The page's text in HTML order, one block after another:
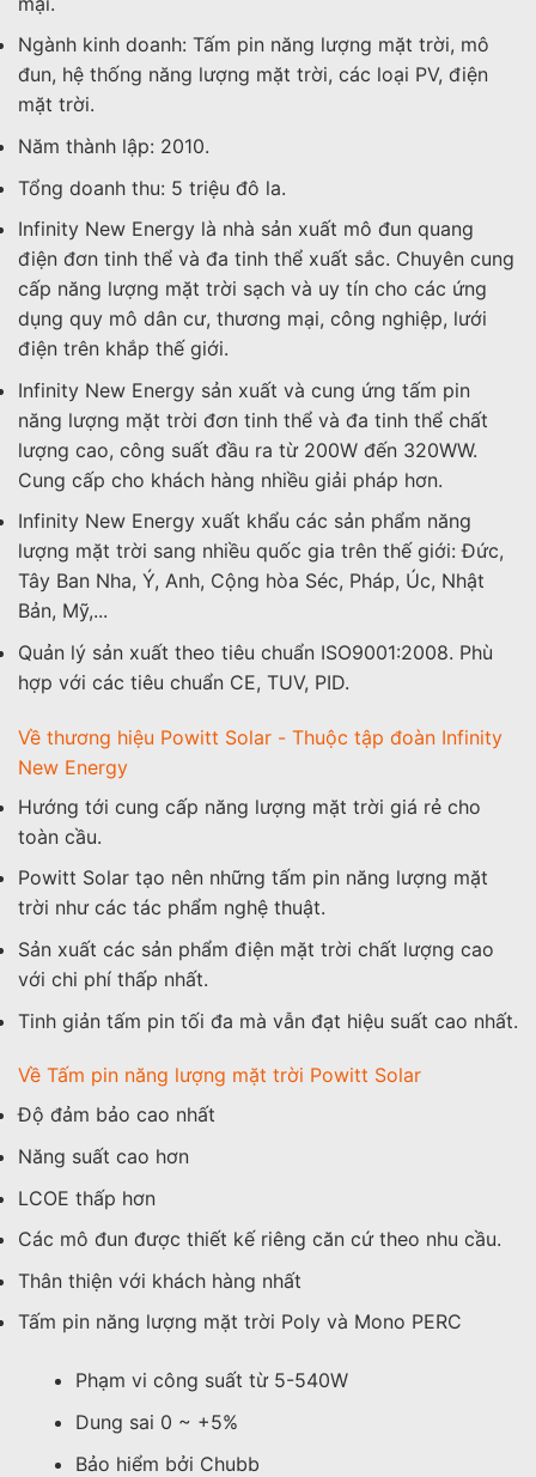
Ngành kinh doanh: Tấm pin năng lượng mặt trời, mô
đun, hệ thống năng lượng mặt trời, các loại PV, điện
mặt trời.
Năm thành lập: 2010.
Tổng doanh thu: 5 triệu đô la.
Infinity New Energy là nhà sản xuất mô đun quang
điện đơn tinh thể và đa tinh thể xuất sắc. Chuyên cung
cấp năng lượng mặt trời sạch và uy tín cho các ứng
dụng quy mô dân cư, thương mại, công nghiệp, lưới
điện trên khắp thế giới.
Infinity New Energy sản xuất và cung ứng tấm pin
năng lượng mặt trời đơn tinh thể và đa tinh thể chất
lượng cao, công suất đầu ra từ 200W đến 320WW.
Cung cấp cho khách hàng nhiều giải pháp hơn.
Infinity New Energy xuất khẩu các sản phẩm năng
lượng mặt trời sang nhiều quốc gia trên thế giới: Đức,
Tây Ban Nha, Ý, Anh, Cộng hòa Séc, Pháp, Úc, Nhật
Bản, Mỹ,...
Quản lý sản xuất theo tiêu chuẩn ISO9001:2008. Phù
hợp với các tiêu chuẩn CE, TUV, PID.
Về thương hiệu Powitt Solar - Thuộc tập đoàn Infinity
New Energy
Hướng tới cung cấp năng lượng mặt trời giá rẻ cho
toàn cầu.
Powitt Solar tạo nên những tấm pin năng lượng mặt
trời như các tác phẩm nghệ thuật.
Sản xuất các sản phẩm điện mặt trời chất lượng cao
với chi phí thấp nhất.
Tinh giản tấm pin tối đa mà vẫn đạt hiệu suất cao nhất.
Về Tấm pin năng lượng mặt trời Powitt Solar
Độ đảm bảo cao nhất
Năng suất cao hơn
LCOE thấp hơn
Các mô đun được thiết kế riêng căn cứ theo nhu cầu.
Thân thiện với khách hàng nhất
Tấm pin năng lượng mặt trời Poly và Mono PERC
Phạm vi công suất từ 5-540W
Dung sai 0 ~ +5%
Bảo hiểm bởi Chubb